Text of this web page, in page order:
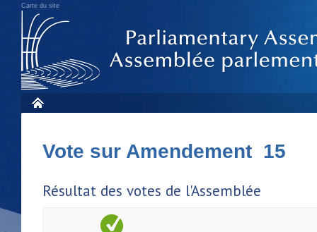
Carte du site
Vote sur Amendement 15
Résultat des votes de l'Assemblée